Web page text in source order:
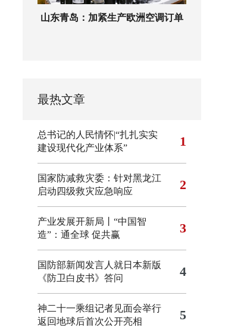
山东青岛：加紧生产欧洲空调订单
最热文章
总书记的人民情怀|“扎扎实实
建设现代化产业体系”
1
国家防减救灾委：针对黑龙江
启动四级救灾应急响应
2
产业发展开新局丨“中国智
造”：通全球 促共赢
3
国防部新闻发言人就日本新版
《防卫白皮书》答问
4
神二十一乘组记者见面会举行
返回地球后首次公开亮相
5